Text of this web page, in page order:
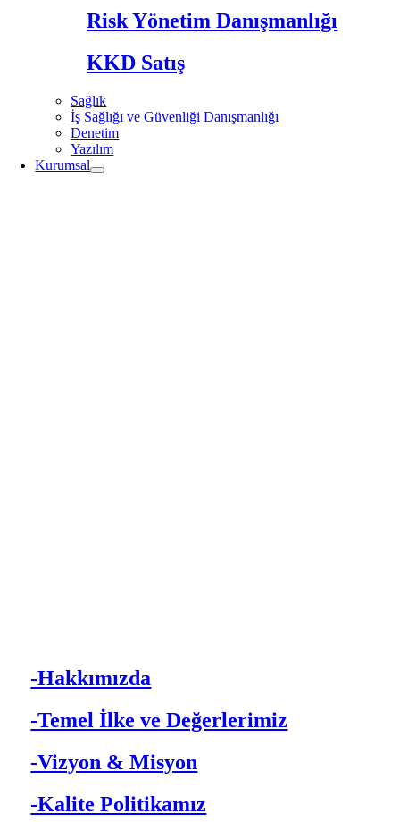
Risk Yönetim Danışmanlığı
KKD Satış
Sağlık
İş Sağlığı ve Güvenliği Danışmanlığı
Denetim
Yazılım
Kurumsal
-Hakkımızda
-Temel İlke ve Değerlerimiz
-Vizyon & Misyon
-Kalite Politikamız